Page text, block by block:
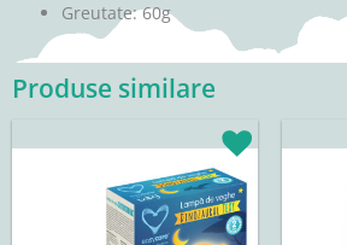
Greutate: 60g
Produse similare